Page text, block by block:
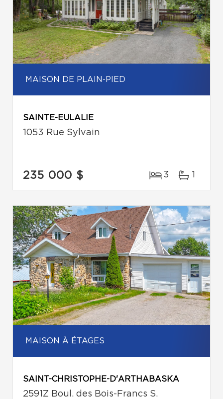
MAISON DE PLAIN-PIED
SAINTE-EULALIE
1053 Rue Sylvain
235 000 $ 3 1
MAISON À ÉTAGES
SAINT-CHRISTOPHE-D'ARTHABASKA
2591Z Boul. des Bois-Francs S.